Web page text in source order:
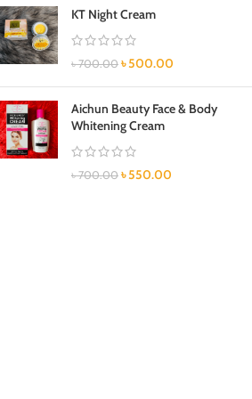
KT Night Cream
৳700.00 ৳500.00
Aichun Beauty Face & Body
Whitening Cream
৳700.00 ৳550.00